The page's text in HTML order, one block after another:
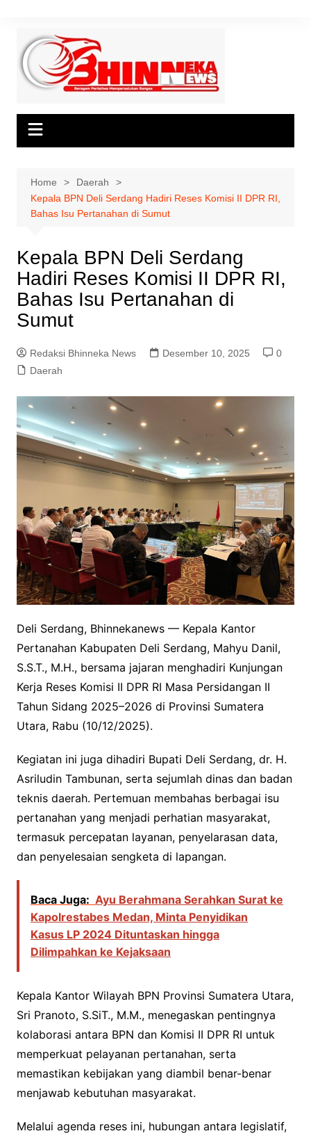
content
Home
Daerah
Kepala BPN Deli Serdang Hadiri Reses Komisi II DPR RI,
Bahas Isu Pertanahan di Sumut
Kepala BPN Deli Serdang
Hadiri Reses Komisi II DPR RI,
Bahas Isu Pertanahan di
Sumut
Redaksi Bhinneka News Desember 10, 2025
0
Daerah
Deli Serdang, Bhinnekanews — Kepala Kantor
Pertanahan Kabupaten Deli Serdang, Mahyu Danil,
S.S.T., M.H., bersama jajaran menghadiri Kunjungan
Kerja Reses Komisi II DPR RI Masa Persidangan II
Tahun Sidang 2025–2026 di Provinsi Sumatera
Utara, Rabu (10/12/2025).
Kegiatan ini juga dihadiri Bupati Deli Serdang, dr. H.
Asriludin Tambunan, serta sejumlah dinas dan badan
teknis daerah. Pertemuan membahas berbagai isu
pertanahan yang menjadi perhatian masyarakat,
termasuk percepatan layanan, penyelarasan data,
dan penyelesaian sengketa di lapangan.
Baca Juga: Ayu Berahmana Serahkan Surat ke
Kapolrestabes Medan, Minta Penyidikan
Kasus LP 2024 Dituntaskan hingga
Dilimpahkan ke Kejaksaan
Kepala Kantor Wilayah BPN Provinsi Sumatera Utara,
Sri Pranoto, S.SiT., M.M., menegaskan pentingnya
kolaborasi antara BPN dan Komisi II DPR RI untuk
memperkuat pelayanan pertanahan, serta
memastikan kebijakan yang diambil benar-benar
menjawab kebutuhan masyarakat.
Melalui agenda reses ini, hubungan antara legislatif,